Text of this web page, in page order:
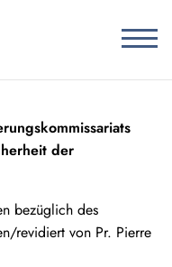
der
bezüglich des
revidiert von Pr. Pierre